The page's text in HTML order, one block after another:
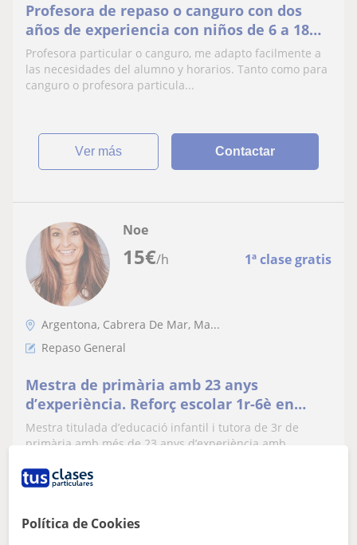
Profesora de repaso o canguro con dos
años de experiencia con niños de 6 a 18
años
Profesora particular o canguro, me adapto facilmente a
las necesidades del alumno y horarios. Tanto como para
canguro o profesora particula...
ver más Contactar
15€/h 1ª clase gratis
Noe
Argentona, Cabrera De Mar, Ma...
Repaso General
Mestra de primària amb 23 anys
d’experiència. Reforç escolar 1r-6è en
mates, català, castellà, medi i deures
Mestra titulada d’educació infantil i tutora de 3r de
primària amb més de 23 anys d’experiència amb
ver más
Política de Cookies